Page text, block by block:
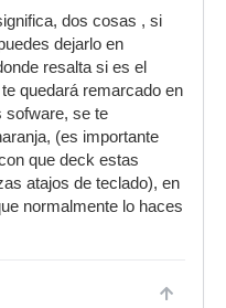
dos cosas , si
dejarlo en
resalta si es el
quedará remarcado en
sofware, se te
(es importante
que deck estas
atajos de teclado), en
normalmente lo haces